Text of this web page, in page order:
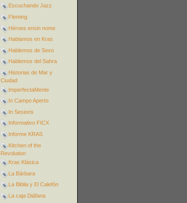
Escuchando Jazz
Fleming
Héroes ensin nome
Hablamos en Kras
Hablemos de Sexo
Hablemos del Sahra
Historias de Mar y
Ciudad
ImperfectaMente
In Campo Aperto
In Sesions
Informativo FICX
Informe KRAS
Kitchen of the
Revolution
Kras Klásica
La Bárbara
La Biblia y El Calefón
La caja Diáfana